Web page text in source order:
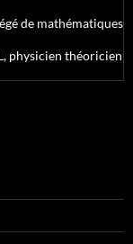
de mathématiques
physicien théoricien